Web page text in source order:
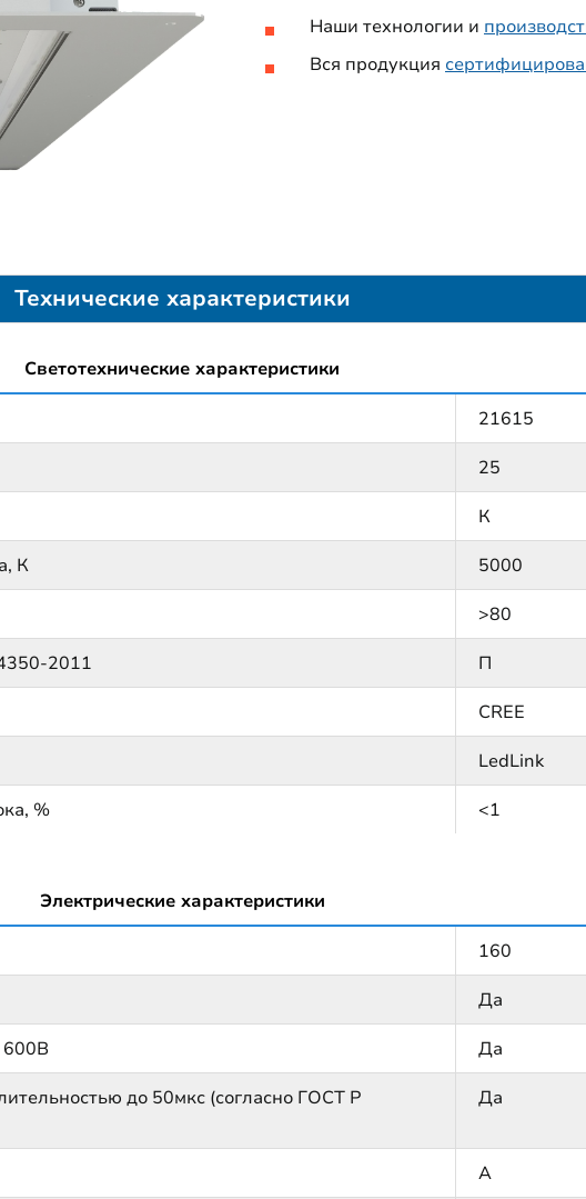
Наши технологии и
Вся продукция
Технические характеристики
Светотехнические характеристики
21615
25
К
К
5000
>80
2011
П
CREE
LedLink
%
<1
Электрические характеристики
160
Да
600В
Да
до 50мкс (согласно ГОСТ Р
Да
А